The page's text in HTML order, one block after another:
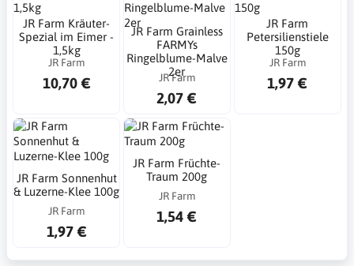
JR Farm Kräuter-
Spezial im Eimer -
1,5kg
JR Farm
10,70 €
JR Farm Grainless
FARMYs
Ringelblume-Malve
2er
JR Farm
2,07 €
JR Farm
Petersilienstiele
150g
JR Farm
1,97 €
JR Farm Sonnenhut
& Luzerne-Klee 100g
JR Farm
1,97 €
JR Farm Früchte-
Traum 200g
JR Farm
1,54 €